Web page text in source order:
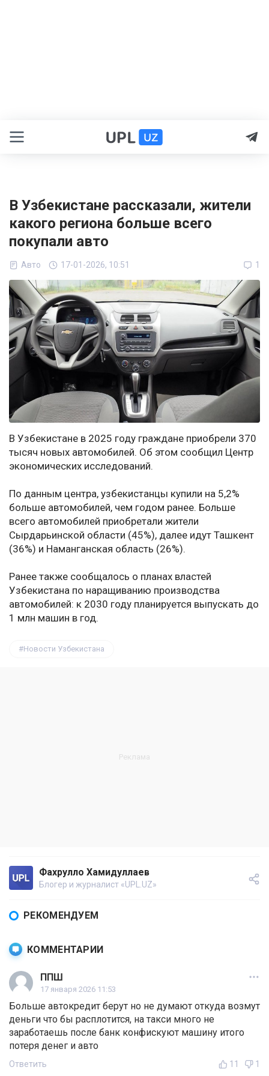
В Узбекистане рассказали, жители
какого региона больше всего
покупали авто
Авто 17-01-2026, 10:51 1
В Узбекистане в 2025 году граждане приобрели 370
тысяч новых автомобилей. Об этом сообщил Центр
экономических исследований.
По данным центра, узбекистанцы купили на 5,2%
больше автомобилей, чем годом ранее. Больше
всего автомобилей приобретали жители
Сырдарьинской области (45%), далее идут Ташкент
(36%) и Наманганская область (26%).
Ранее также сообщалось о планах властей
Узбекистана по наращиванию производства
автомобилей: к 2030 году планируется выпускать до
1 млн машин в год.
Новости Узбекистана
Фахрулло Хамидуллаев
Блогер и журналист «UPL.UZ»
РЕКОМЕНДУЕМ
КОММЕНТАРИИ
ППШ
17 января 2026 11:53
Больше автокредит берут но не думают откуда возмут
деньги что бы расплотится, на такси много не
заработаешь после банк конфискуют машину итого
потеря денег и авто
Ответить 11 1